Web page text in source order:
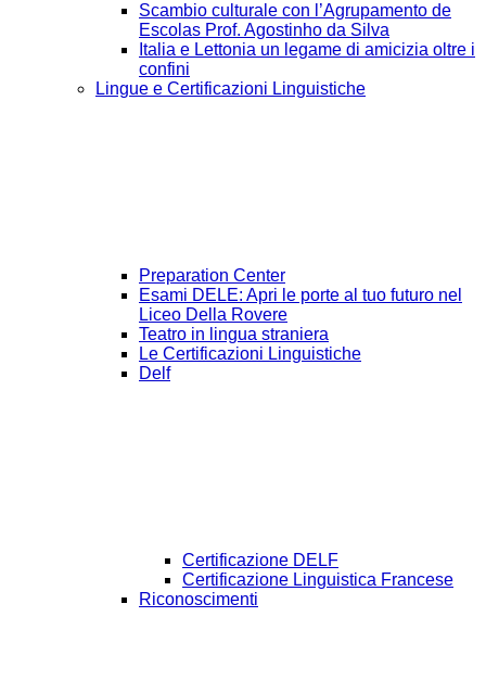
Scambio culturale con l’Agrupamento de
Escolas Prof. Agostinho da Silva
Italia e Lettonia un legame di amicizia oltre i
confini
Lingue e Certificazioni Linguistiche
Preparation Center
Esami DELE: Apri le porte al tuo futuro nel
Liceo Della Rovere
Teatro in lingua straniera
Le Certificazioni Linguistiche
Delf
Certificazione DELF
Certificazione Linguistica Francese
Riconoscimenti